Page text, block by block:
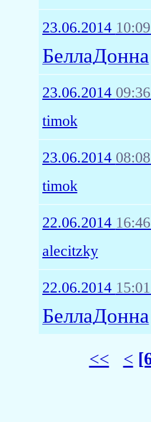
23.06.2014
БеллаДонна
23.06.2014
timok
23.06.2014
timok
22.06.2014
alecitzky
22.06.2014
БеллаДонна
<< <